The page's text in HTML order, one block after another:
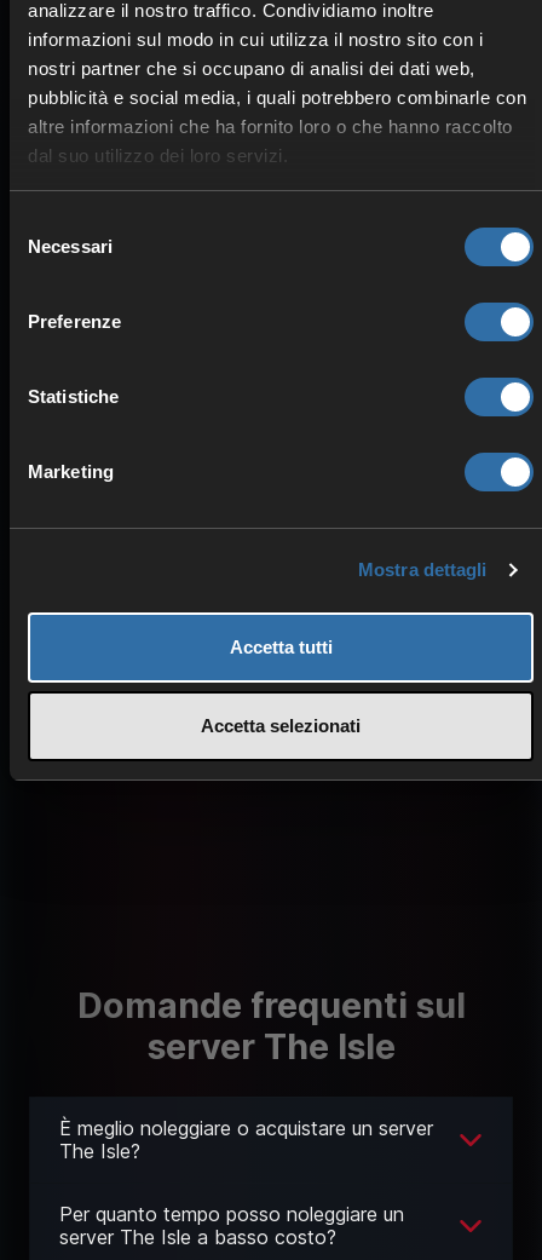
analizzare il nostro traffico. Condividiamo inoltre
informazioni sul modo in cui utilizza il nostro sito con i
nostri partner che si occupano di analisi dei dati web,
pubblicità e social media, i quali potrebbero combinarle con
altre informazioni che ha fornito loro o che hanno raccolto
dal suo utilizzo dei loro servizi.
delNecessari
Preferenze
Statistiche
Marketing
Mostra dettagli
Accetta tutti
Accetta selezionati
SICUREZZA & PROTEZIONE
Protezione DDoS
Alimentazione ridondante
Alta stabilità
Domande frequenti sul
server The Isle
È meglio noleggiare o acquistare un server
The Isle?
Per quanto tempo posso noleggiare un
server The Isle a basso costo?